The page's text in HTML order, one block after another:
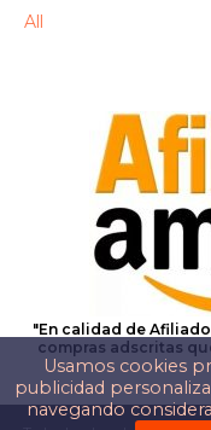
All
Usamos cookies
publicidad
navegando
"En calidad de
compras adscritas